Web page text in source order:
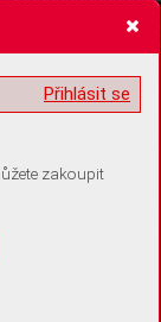
informací
žádné informace
souhlas s
Přihlásit se
zakoupit